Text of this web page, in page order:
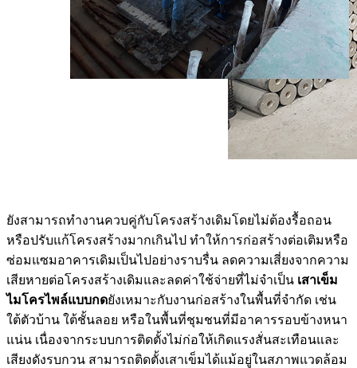
ยังสามารถทำงานควบคู่กับโครงสร้างเดิมโดยไม่ต้องรื้อถอน
หรือปรับแก้โครงสร้างมากเกินไป ทำให้การก่อสร้างต่อเติมหรือ
ซ่อมแซมอาคารเดิมเป็นไปอย่างราบรื่น ลดความเสี่ยงจากความ
เสียหายต่อโครงสร้างเดิมและลดค่าใช้จ่ายที่ไม่จำเป็น เสาเข็ม
ไมโครไพล์แบบกดยังเหมาะกับงานก่อสร้างในพื้นที่จำกัด เช่น
ใต้ตัวบ้าน ใต้ชั้นลอย หรือในพื้นที่ชุมชนที่มีอาคารรอบข้างหนา
แน่น เนื่องจากระบบการติดตั้งไม่ก่อให้เกิดแรงสั่นสะเทือนและ
เสียงดังรบกวน สามารถติดตั้งเสาเข็มได้แม้อยู่ในสภาพแวดล้อม